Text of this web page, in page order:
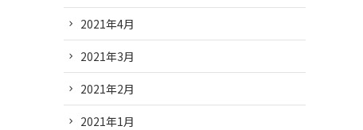
2021年4月
2021年3月
2021年2月
2021年1月